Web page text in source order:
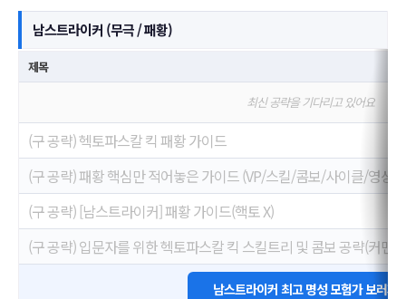
남스트라이커 (무극 / 패황)
제목
최신 공략을 기다리고 있어요
(구 공략) 헥토파스칼 킥 패황 가이드
(구 공략) 패황 핵심만 적어놓은 가이드 (VP/스킬/콤보/사이클/영상)
(구 공략) [남스트라이커] 패황 가이드(핵토 X)
(구 공략) 입문자를 위한 헥토파스칼 킥 스킬트리 및 콤보 공략(커맨
남스트라이커 최고 명성 모험가 보러가